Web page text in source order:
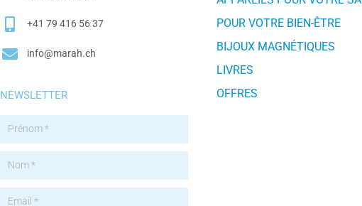
+41 79 416 56 37
info@marah.ch
NEWSLETTER
POUR VOTRE BIEN-ÊTRE
BIJOUX MAGNÉTIQUES
LIVRES
OFFRES